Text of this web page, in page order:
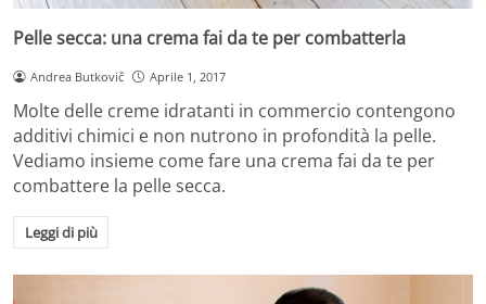
Pelle secca: una crema fai da te per combatterla
Andrea Butkovič Aprile 1, 2017
Molte delle creme idratanti in commercio contengono
additivi chimici e non nutrono in profondità la pelle.
Vediamo insieme come fare una crema fai da te per
combattere la pelle secca.
Leggi di più